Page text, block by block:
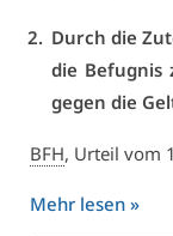
Durch die
die Be­fug­nis
ge­gen die
BFH, Ur­teil vom
Mehr le­sen »